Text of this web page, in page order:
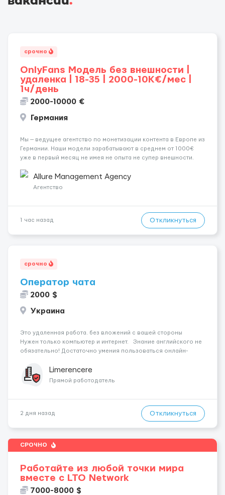
срочно
OnlyFans Модель без внешности |
удаленка | 18-35 | 2000-10K€/мес |
1ч/день
2000-10000 €
Германия
Мы — ведущее агентство по монетизации контента в Европе из
Германии. Наши модели зарабатывают в среднем от 1000€
уже в первый месяц не имея не опыта не супер внешности.
города мира, начинающих и с опытом. Что мы предлаг...
Allure Management Agency
Агентство
1 час назад Откликнуться
срочно
Оператор чата
2000 $
Украина
Это удаленная работа. без вложений с вашей стороны
Нужен только компьютер и интернет. Знание английского не
обязательно! Достаточно умения пользоваться онлайн-
задача: Общаться с клиентами мужчинами ...
Limerencere
Прямой работодатель
2 дня назад Откликнуться
СРОЧНО
Работайте из любой точки мира
вместе с LTO Network
7000-8000 $